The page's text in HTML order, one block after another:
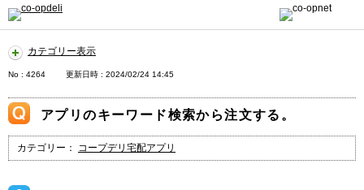
カテゴリー表示
No : 4264 更新日時 : 2024/02/24 14:45
アプリのキーワード検索から注文する。
カテゴリー： コープデリ宅配アプリ